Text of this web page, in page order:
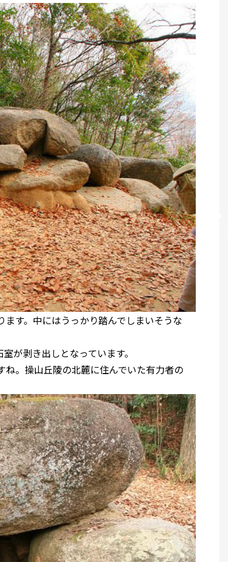
す。中にはうっかり踏んでしまいそうな
が剥き出しとなっています。
。操山丘陵の北麓に住んでいた有力者の